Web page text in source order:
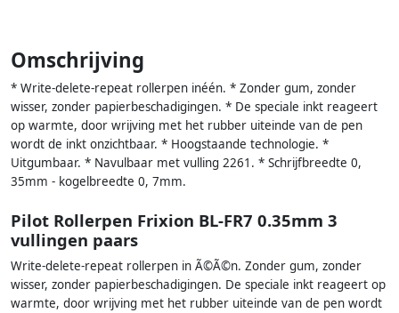
Omschrijving
* Write-delete-repeat rollerpen inéén. * Zonder gum, zonder
wisser, zonder papierbeschadigingen. * De speciale inkt reageert
op warmte, door wrijving met het rubber uiteinde van de pen
wordt de inkt onzichtbaar. * Hoogstaande technologie. *
Uitgumbaar. * Navulbaar met vulling 2261. * Schrijfbreedte 0,
35mm - kogelbreedte 0, 7mm.
Pilot Rollerpen Frixion BL-FR7 0.35mm 3
vullingen paars
Write-delete-repeat rollerpen in Ã©Ã©n. Zonder gum, zonder
wisser, zonder papierbeschadigingen. De speciale inkt reageert op
warmte, door wrijving met het rubber uiteinde van de pen wordt